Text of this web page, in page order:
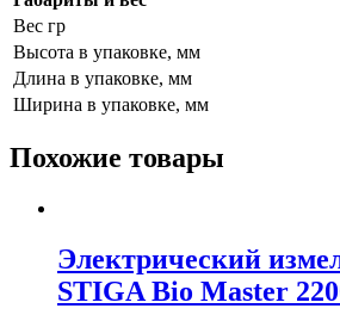
Вес гр
Высота в упаковке, мм
Длина в упаковке, мм
Ширина в упаковке, мм
Похожие товары
Электрический
STIGA Bio Master